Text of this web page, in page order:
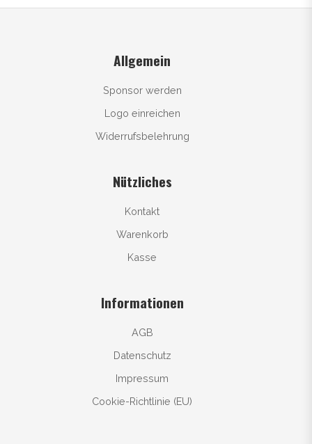
Allgemein
Sponsor werden
Logo einreichen
Widerrufsbelehrung
Nützliches
Kontakt
Warenkorb
Kasse
Informationen
AGB
Datenschutz
Impressum
Cookie-Richtlinie (EU)